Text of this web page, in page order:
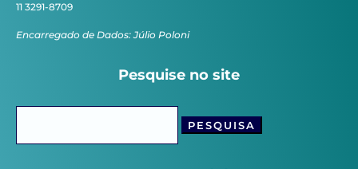
11 3291-8709
Encarregado de Dados: Júlio Poloni
Pesquise no site